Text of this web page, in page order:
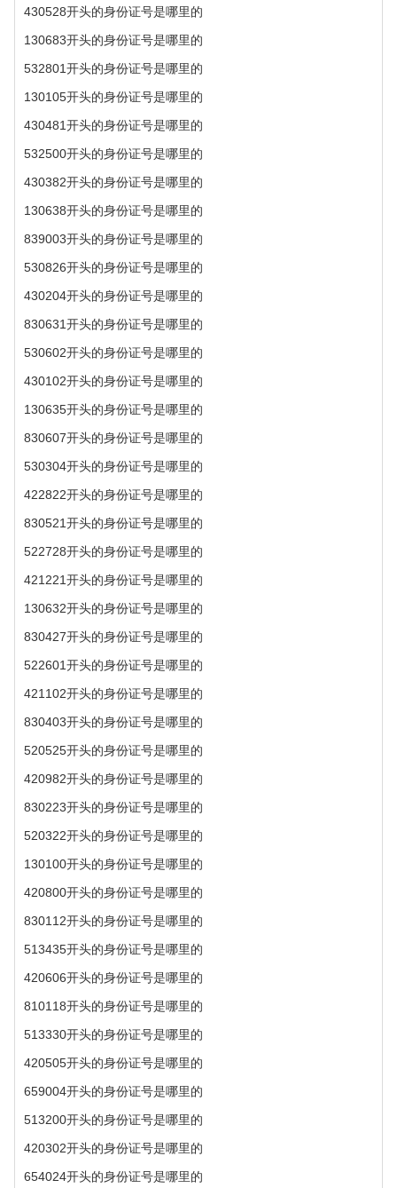
430528开头的身份证号是哪里的
130683开头的身份证号是哪里的
532801开头的身份证号是哪里的
130105开头的身份证号是哪里的
430481开头的身份证号是哪里的
532500开头的身份证号是哪里的
430382开头的身份证号是哪里的
130638开头的身份证号是哪里的
839003开头的身份证号是哪里的
530826开头的身份证号是哪里的
430204开头的身份证号是哪里的
830631开头的身份证号是哪里的
530602开头的身份证号是哪里的
430102开头的身份证号是哪里的
130635开头的身份证号是哪里的
830607开头的身份证号是哪里的
530304开头的身份证号是哪里的
422822开头的身份证号是哪里的
830521开头的身份证号是哪里的
522728开头的身份证号是哪里的
421221开头的身份证号是哪里的
130632开头的身份证号是哪里的
830427开头的身份证号是哪里的
522601开头的身份证号是哪里的
421102开头的身份证号是哪里的
830403开头的身份证号是哪里的
520525开头的身份证号是哪里的
420982开头的身份证号是哪里的
830223开头的身份证号是哪里的
520322开头的身份证号是哪里的
130100开头的身份证号是哪里的
420800开头的身份证号是哪里的
830112开头的身份证号是哪里的
513435开头的身份证号是哪里的
420606开头的身份证号是哪里的
810118开头的身份证号是哪里的
513330开头的身份证号是哪里的
420505开头的身份证号是哪里的
659004开头的身份证号是哪里的
513200开头的身份证号是哪里的
420302开头的身份证号是哪里的
654024开头的身份证号是哪里的